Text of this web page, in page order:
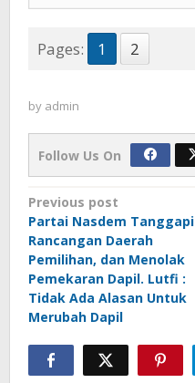
Pages: 1 2
by admin
Follow Us On
Post
navigation
Previous post
Partai Nasdem Tanggapi
Rancangan Daerah
Pemilihan, dan Menolak
Pemekaran Dapil. Lutfi :
Tidak Ada Alasan Untuk
Merubah Dapil